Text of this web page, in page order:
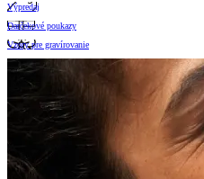
Výpredaj
Darčekové poukazy
Vzory pre gravírovanie